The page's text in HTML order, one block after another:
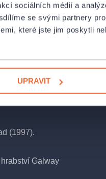
sociálních médií a
se svými partnery
které jste jim poskytli
UPRAVIT
a nejasné
práci
že
(1997).
Galway
Tichá
Jindřišká
PROFIL